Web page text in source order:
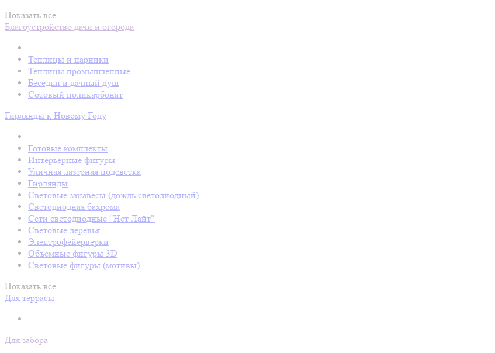
Показать все
Благоустройство дачи и огорода
Теплицы и парники
Теплицы промышленные
Беседки и дачный душ
Сотовый поликарбонат
Гирлянды к Новому Году
Готовые комплекты
Интерьерные фигуры
Уличная лазерная подсветка
Гирлянды
Световые занавесы (дождь светодиодный)
Светодиодная бахрома
Сети светодиодные "Нет Лайт"
Световые деревья
Электрофейерверки
Объемные фигуры 3D
Световые фигуры (мотивы)
Показать все
Для террасы
Для забора